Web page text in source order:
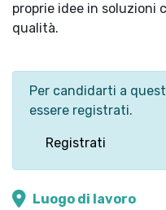
proprie idee in soluzioni
qualità.
Per candidarti a
essere registrati.
Registrati
Luogo di lavoro